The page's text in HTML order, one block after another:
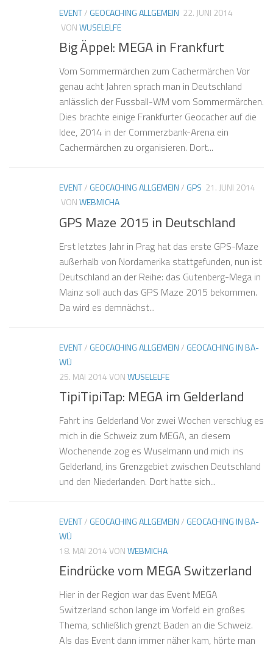
EVENT/ GEOCACHING ALLGEMEIN 22. JUNI 2014
VONWUSELELFE
Big Äppel: MEGA in Frankfurt
Vom Sommermärchen zum Cachermärchen Vor
genau acht Jahren sprach man in Deutschland
anlässlich der Fussball-WM vom Sommermärchen.
Dies brachte einige Frankfurter Geocacher auf die
Idee, 2014 in der Commerzbank-Arena ein
Cachermärchen zu organisieren. Dort...
EVENT/ GEOCACHING ALLGEMEIN/ GPS 21. JUNI 2014
VONWEBMICHA
GPS Maze 2015 in Deutschland
Erst letztes Jahr in Prag hat das erste GPS-Maze
außerhalb von Nordamerika stattgefunden, nun ist
Deutschland an der Reihe: das Gutenberg-Mega in
Mainz soll auch das GPS Maze 2015 bekommen.
Da wird es demnächst...
EVENT/ GEOCACHING ALLGEMEIN/ GEOCACHING IN BA-
WÜ
25. MAI 2014VONWUSELELFE
TipiTipiTap: MEGA im Gelderland
Fahrt ins Gelderland Vor zwei Wochen verschlug es
mich in die Schweiz zum MEGA, an diesem
Wochenende zog es Wuselmann und mich ins
Gelderland, ins Grenzgebiet zwischen Deutschland
und den Niederlanden. Dort hatte sich...
EVENT/ GEOCACHING ALLGEMEIN/ GEOCACHING IN BA-
WÜ
18. MAI 2014VONWEBMICHA
Eindrücke vom MEGA Switzerland
Hier in der Region war das Event MEGA
Switzerland schon lange im Vorfeld ein großes
Thema, schließlich grenzt Baden an die Schweiz.
Als das Event dann immer näher kam, hörte man